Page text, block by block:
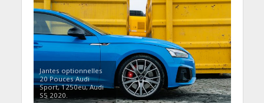
Jantes optionnelles
20 Pouces Audi
Sport, 1250eu, Audi
S5 2020.